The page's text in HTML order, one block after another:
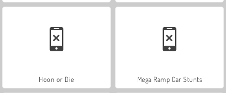
Hoon or Die Mega Ramp Car Stunts